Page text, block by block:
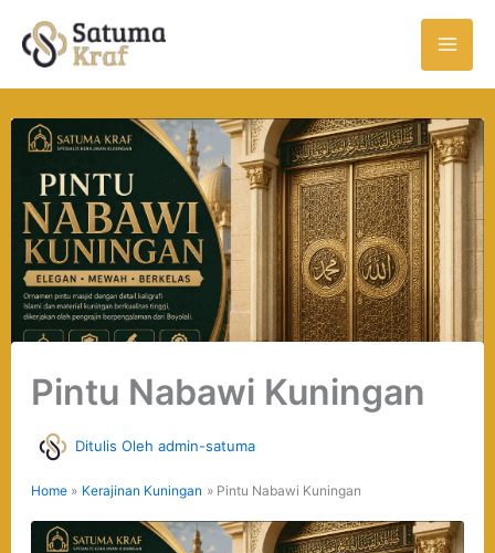
Pintu Nabawi Kuningan
Ditulis Oleh admin-satuma
Home Kerajinan Kuningan Pintu Nabawi Kuningan